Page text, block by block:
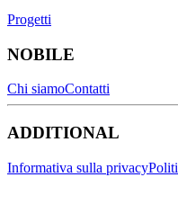
Progetti
NOBILE
Chi siamoContatti
ADDITIONAL
Informativa sulla privacy